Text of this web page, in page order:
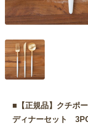
■【正規品】クチ
ディナーセット